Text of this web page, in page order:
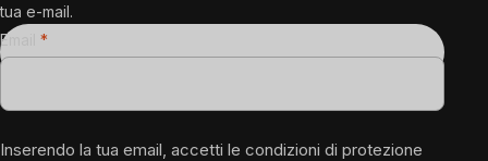
tua e-mail.
Email
Inserendo la tua email, accetti le condizioni di protezione